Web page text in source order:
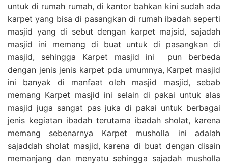
untuk di rumah rumah, di kantor bahkan kini sudah ada
karpet yang bisa di pasangkan di rumah ibadah seperti
masjid yang di sebut dengan karpet majsid, sajadah
masjid ini memang di buat untuk di pasangkan di
masjid, sehingga Karpet masjid ini pun berbeda
dengan jenis jenis karpet pda umumnya, Karpet masjid
ini banyak di manfaat oleh masjid masjid, sebab
memang Karpet masjid ini selain di pakai untuk alas
masjid juga sangat pas juka di pakai untuk berbagai
jenis kegiatan ibadah terutama ibadah sholat, karena
memang sebenarnya Karpet musholla ini adalah
sajaddah sholat masjid, karena di buat dengan disain
memanjang dan menyatu sehingga sajadah musholla